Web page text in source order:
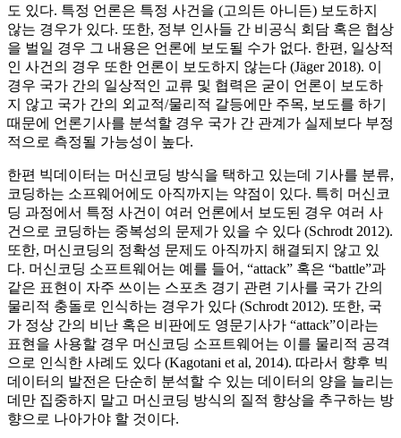
도 있다. 특정 언론은 특정 사건을 (고의든 아니든) 보도하지
않는 경우가 있다. 또한, 정부 인사들 간 비공식 회담 혹은 협상
을 벌일 경우 그 내용은 언론에 보도될 수가 없다. 한편, 일상적
인 사건의 경우 또한 언론이 보도하지 않는다 (Jäger 2018). 이
경우 국가 간의 일상적인 교류 및 협력은 굳이 언론이 보도하
지 않고 국가 간의 외교적/물리적 갈등에만 주목, 보도를 하기
때문에 언론기사를 분석할 경우 국가 간 관계가 실제보다 부정
적으로 측정될 가능성이 높다.
한편 빅데이터는 머신코딩 방식을 택하고 있는데 기사를 분류,
코딩하는 소프웨어에도 아직까지는 약점이 있다. 특히 머신코
딩 과정에서 특정 사건이 여러 언론에서 보도된 경우 여러 사
건으로 코딩하는 중복성의 문제가 있을 수 있다 (Schrodt 2012).
또한, 머신코딩의 정확성 문제도 아직까지 해결되지 않고 있
다. 머신코딩 소프트웨어는 예를 들어, “attack” 혹은 “battle”과
같은 표현이 자주 쓰이는 스포츠 경기 관련 기사를 국가 간의
물리적 충돌로 인식하는 경우가 있다 (Schrodt 2012). 또한, 국
가 정상 간의 비난 혹은 비판에도 영문기사가 “attack”이라는
표현을 사용할 경우 머신코딩 소프트웨어는 이를 물리적 공격
으로 인식한 사례도 있다 (Kagotani et al, 2014). 따라서 향후 빅
데이터의 발전은 단순히 분석할 수 있는 데이터의 양을 늘리는
데만 집중하지 말고 머신코딩 방식의 질적 향상을 추구하는 방
향으로 나아가야 할 것이다.